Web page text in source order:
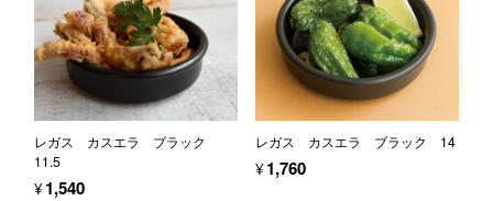
レガス カスエラ ブラック
11.5
¥1,540
レガス カスエラ ブラック 14
¥1,760